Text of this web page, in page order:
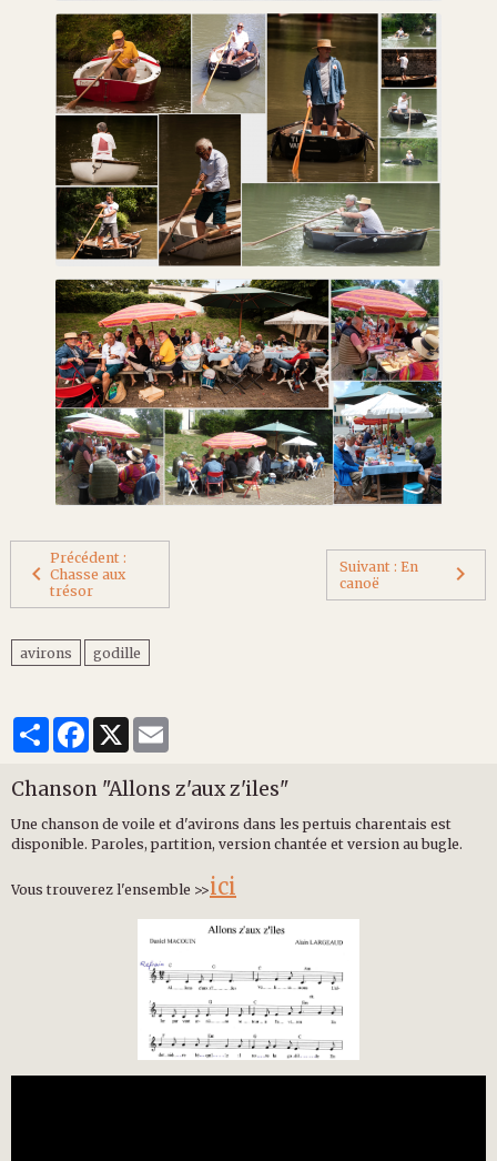
Précédent :
Chasse aux
trésor
Suivant : En
canoë
avirons godille
PartagerFacebook
X
Chanson "Allons z'aux z'iles"
Une chanson de voile et d'avirons dans les pertuis charentais est
disponible. Paroles, partition, version chantée et version au bugle.
Vous trouverez l'ensemble >>ici